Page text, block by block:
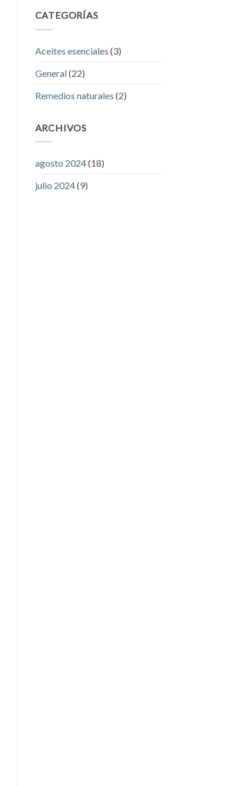
cabello?
en
Cuidados
micropigmentación
estos
comunes
CATEGORÍAS
Aceites esenciales (3)
General(22)
Remedios naturales (2)
ARCHIVOS
agosto 2024(18)
julio 2024(9)